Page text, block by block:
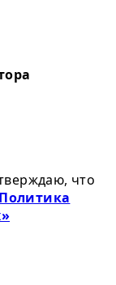
что